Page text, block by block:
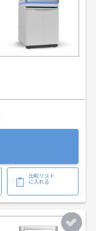
比較リスト
に入れる